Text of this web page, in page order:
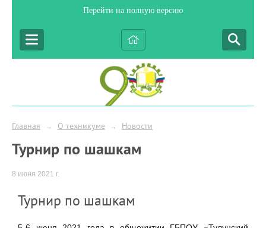
Перейти на полную версию
Главная → О техникуме → Новости
Турнир по шашкам
8 июня 2021 г.
Турнир по шашкам